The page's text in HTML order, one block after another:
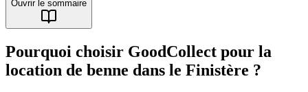
Ouvrir le sommaire
Pourquoi choisir GoodCollect pour la
location de benne dans le Finistère ?